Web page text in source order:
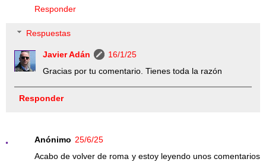
Responder
Respuestas
Javier Adán
16/1/25
Gracias por tu comentario. Tienes toda la razón
Responder
Anónimo 25/6/25
Acabo de volver de roma y estoy leyendo unos comentarios